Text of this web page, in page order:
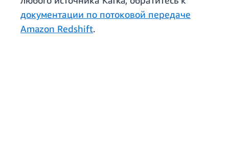
документации по потоковой передаче
Amazon Redshift.